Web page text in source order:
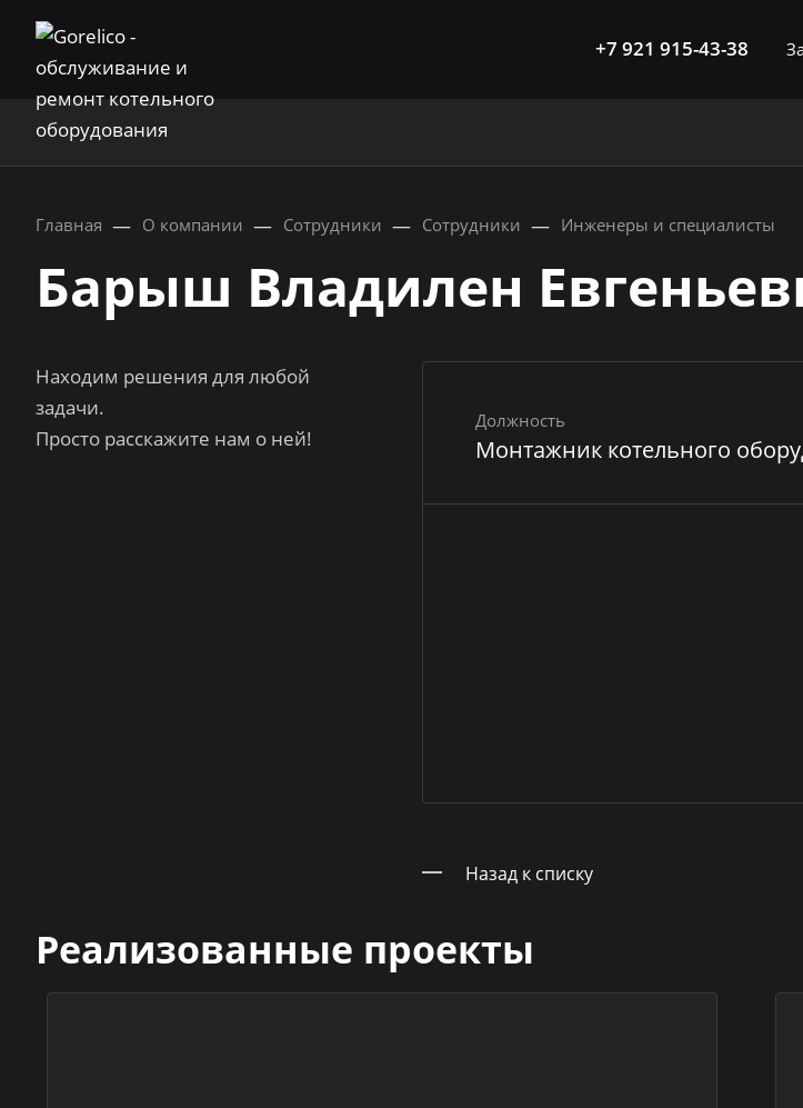
+7 921 915-43-38
Главная — О компании — Сотрудники — Сотрудники — Инженеры и специалисты
Барыш Владилен
Должность
Монтажник котельного
Назад к списку
Находим решения для любой
задачи.
Просто расскажите нам о ней!
Реализованные проекты